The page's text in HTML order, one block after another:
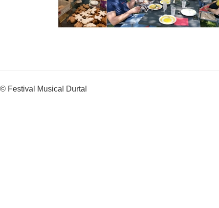
© Festival Musical Durtal